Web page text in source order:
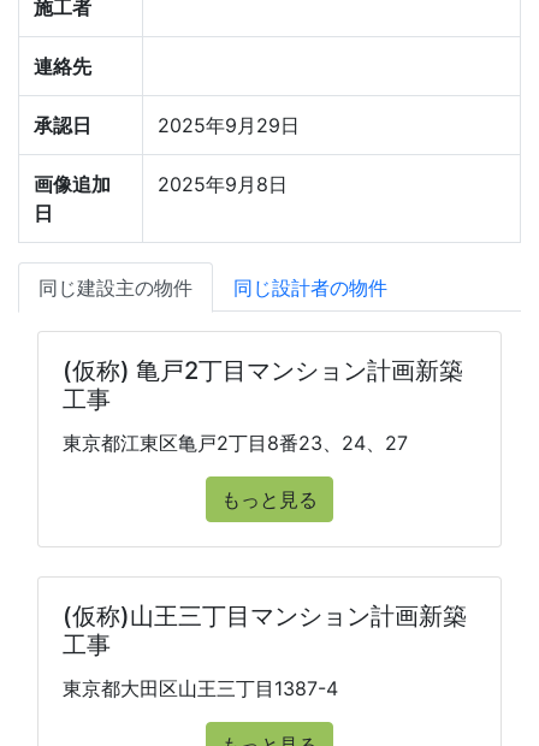
施工者
連絡先
承認日 2025年9月29日
画像追加
日
2025年9月8日
同じ建設主の物件 同じ設計者の物件
(仮称) 亀戸2丁目マンション計画新築
工事
東京都江東区亀戸2丁目8番23、24、27
もっと見る
(仮称)山王三丁目マンション計画新築
工事
東京都大田区山王三丁目1387-4